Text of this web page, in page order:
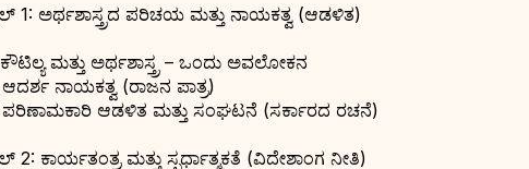
1: ಅರ್ಥಶಾಸ್ತ್ರದ ಪರಿಚಯ ಮತ್ತು ನಾಯಕತ್ವ (ಆಡಳಿತ)
ಮತ್ತು ಅರ್ಥಶಾಸ್ತ್ರ – ಒಂದು ಅವಲೋಕನ
ನಾಯಕತ್ವ (ರಾಜನ ಪಾತ್ರ)
ಪರಿಣಾಮಕಾರಿ ಆಡಳಿತ ಮತ್ತು ಸಂಘಟನೆ (ಸರ್ಕಾರದ ರಚನೆ)
2: ಕಾರ್ಯತಂತ್ರ ಮತ್ತು ಸ್ಪರ್ಧಾತ್ಮಕತೆ (ವಿದೇಶಾಂಗ ನೀತಿ)